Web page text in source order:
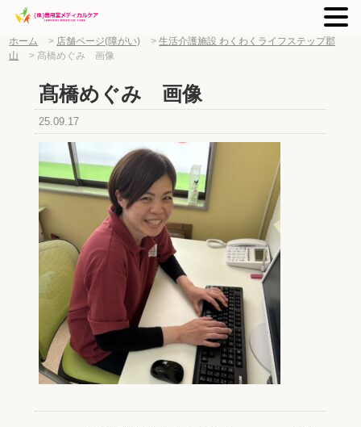
ホーム > 店舗ページ(障がい) >生活介護施設 わくわくライフステップ郡
山
>髙橋めぐみ 画像
髙橋めぐみ 画像
25.09.17